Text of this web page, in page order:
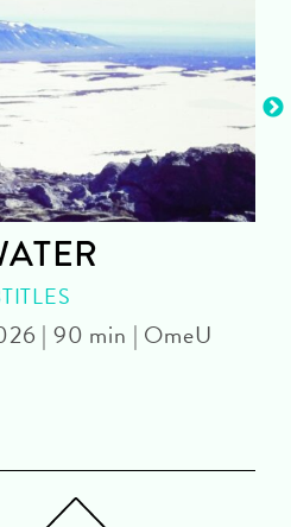
| 90 min | OmeU